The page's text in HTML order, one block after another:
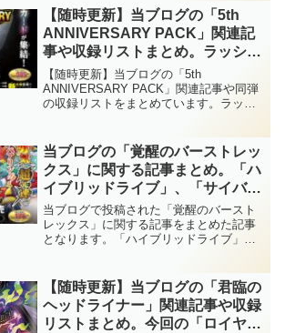
が実装！！【遊戯王ラッシュデュエル】
【随時更新】当ブログの「5th
ANNIVERSARY PACK」関連記
事や収録リストまとめ。ラッシュ
5周年を記念するスペシャルパッ
ク！！『超魔導剣士－ブラック・
パラディン』や多数のイラスト違
ュエル】
【随時更新】当ブログの「5th
ANNIVERSARY PACK」関連記事や同弾
の収録リストをまとめています。ラッシ
や多数のイラスト違いが実装！！【遊戯
王ラッシュデュエル】
当ブログの「覚醒のバーストレッ
クス」に関する記事まとめ。「ハ
イブリッドライブ」、「サイバー
スパイス」、「ダークマター」の
3テーマが新たに追加！！大人気
のドラゴン族も大幅に強化を受け
デュエル】
当ブログで投稿された「覚醒のバースト
レックス」に関する記事をまとめた記事
となります。「ハイブリッドライブ」、
ドラゴン族も大幅に強化を受けています
ね！！【遊戯王ラッシュデュエル】
【随時更新】当ブログの「君臨の
ヘッドライナー」関連記事や収録
リストまとめ。今回の「ロイヤル